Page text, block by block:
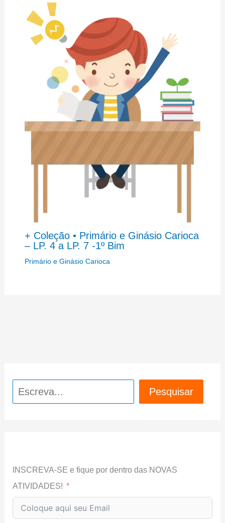
+ Coleção • Primário e Ginásio Carioca
– LP. 4 a LP. 7 -1º Bim
Primário e Ginásio Carioca
Pesquisar Pesquisar
INSCREVA-SE e fique por dentro das NOVAS
ATIVIDADES!